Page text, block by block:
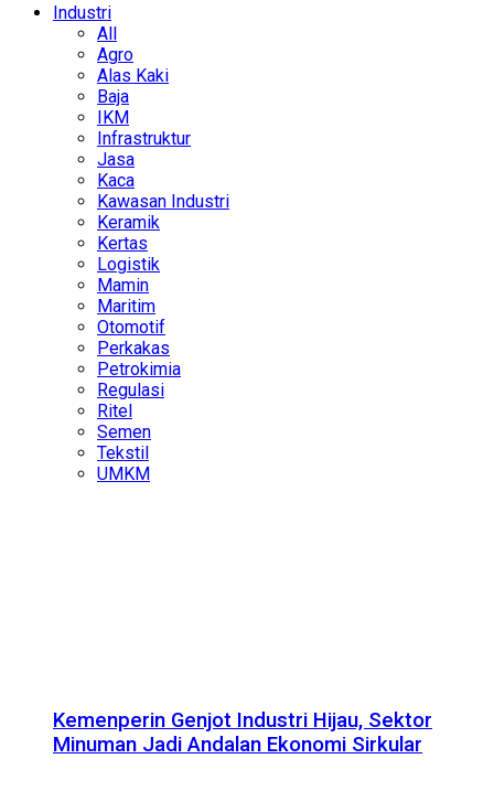
Industri
All
Agro
Alas Kaki
Baja
IKM
Infrastruktur
Jasa
Kaca
Kawasan Industri
Keramik
Kertas
Logistik
Mamin
Maritim
Otomotif
Perkakas
Petrokimia
Regulasi
Ritel
Semen
Tekstil
UMKM
Kemenperin Genjot Industri Hijau, Sektor
Minuman Jadi Andalan Ekonomi Sirkular